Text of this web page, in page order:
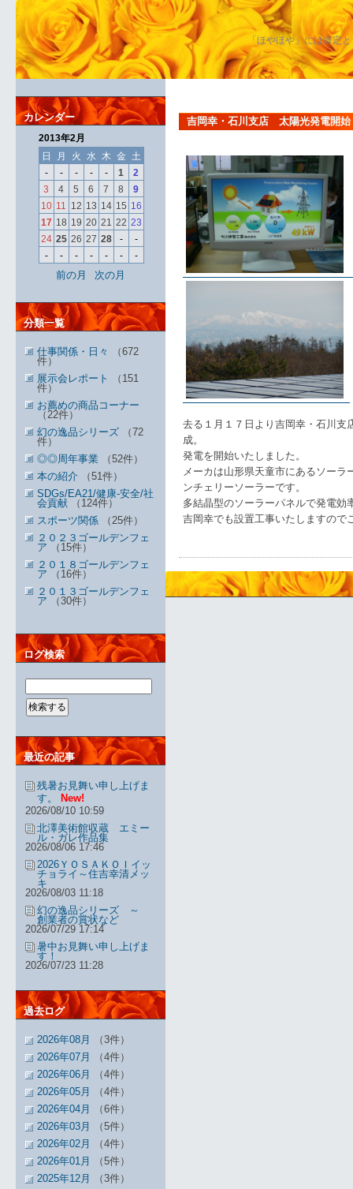
「ほやほや」には肯定
吉岡幸・石川支店 太陽光発電開始
去る１月１７日より吉岡幸・石川支
成。
発電を開始いたしました。
メーカは山形県天童市にあるソー
ンチェリーソーラーです。
多結晶型のソーラーパネルで発電効
吉岡幸でも設置工事いたしますので
カレンダー
2013年2月
日
月 火 水 木 金 土
-
- - - - 1
2
3
4 5 6 7 8
9
10 11 12 13 14 15 16
17 18 19 20 21 22 23
24 25 26 27 28 -
-
-
- - - - - -
前の月 次の月
分類一覧
仕事関係・日々
（672
件）
展示会レポート
（151
件）
お薦めの商品コーナー
（22件）
幻の逸品シリーズ （72
件）
◎◎周年事業 （52件）
本の紹介 （51件）
SDGs/EA21/健康-安全/社
会貢献 （124件）
スポーツ関係 （25件）
２０２３ゴールデンフェ
ア （15件）
２０１８ゴールデンフェ
ア （16件）
２０１３ゴールデンフェ
ア （30件）
ログ検索
最近の記事
残暑お見舞い申し上げま
す。
New!
2026/08/10 10:59
北澤美術館収蔵 エミー
ル・ガレ作品集
2026/08/06 17:46
2026ＹＯＳＡＫＯＩイッ
チョライ～住吉幸清メッ
キ
2026/08/03 11:18
幻の逸品シリーズ ～
創業者の賞状など
2026/07/29 17:14
暑中お見舞い申し上げま
す！
2026/07/23 11:28
過去ログ
2026年08月
（3件）
2026年07月
（4件）
2026年06月
（4件）
2026年05月
（4件）
2026年04月
（6件）
2026年03月
（5件）
2026年02月
（4件）
2026年01月
（5件）
2025年12月
（3件）